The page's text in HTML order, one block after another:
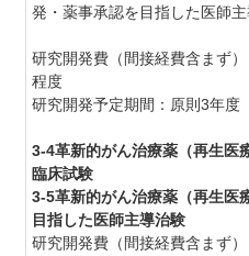
発・薬事承認を目指した医師
研究開発費（間接経費含まず
程度
研究開発予定期間：原則3年
3-4革新的がん治療薬（再生医
臨床試験
3-5革新的がん治療薬（再生医
目指した医師主導治験
研究開発費（間接経費含まず